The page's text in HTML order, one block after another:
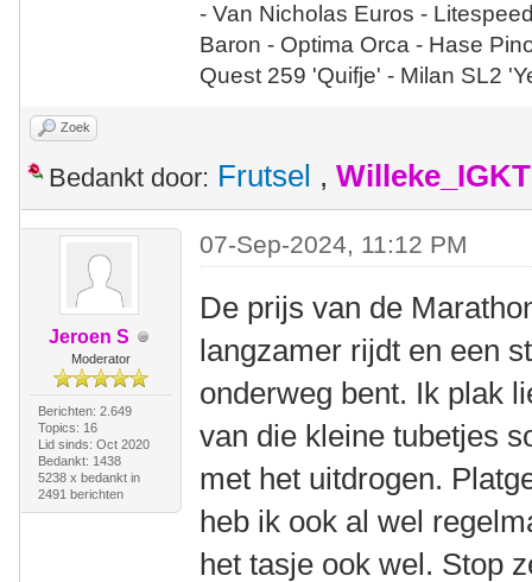
- Van Nicholas Euros -
Baron - Optima Orca - Hase
Quest 259 'Quifje' - Milan SL2
Zoek
Bedankt door: Frutsel , Willeke_IGKT
Jeroen S
Moderator
Berichten: 2.649
Topics: 16
Lid sinds: Oct 2020
Bedankt: 1438
5238 x bedankt in
2491 berichten
07-Sep-2024, 11:12 PM
De prijs van de
langzamer rijdt en een
onderweg bent. Ik plak
van die kleine tubetjes
met het uitdrogen.
heb ik ook al wel
het tasje ook wel. Stop